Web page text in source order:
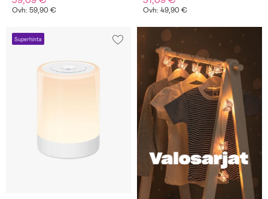
Ovh: 59,90 € Ovh: 49,90 €
Superhinta